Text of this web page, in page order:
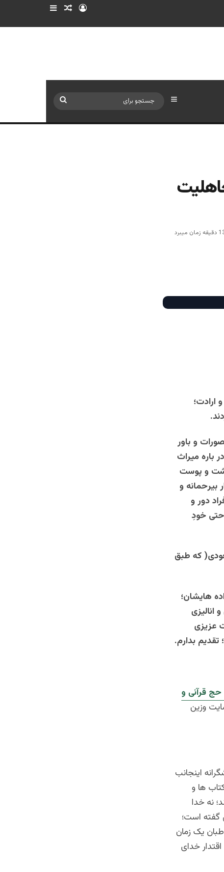
ورود نوشته تصادفی
سایدبار
ارادت؛
و باور
باره میراث
و پوست
و
دور و
حتی خودِ
که طبق
هایشان؛
عزیزی
بدارم.
قرآنی و
در ویبسایت وزین
اینجانب
ها و
نه خدا
است؛
یک زمان
خدای